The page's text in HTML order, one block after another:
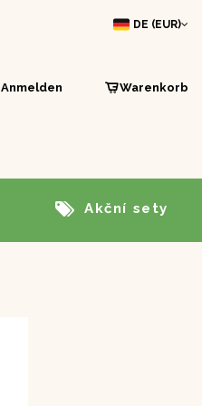
DE (EUR)
Anmelden Warenkorb
Akční sety